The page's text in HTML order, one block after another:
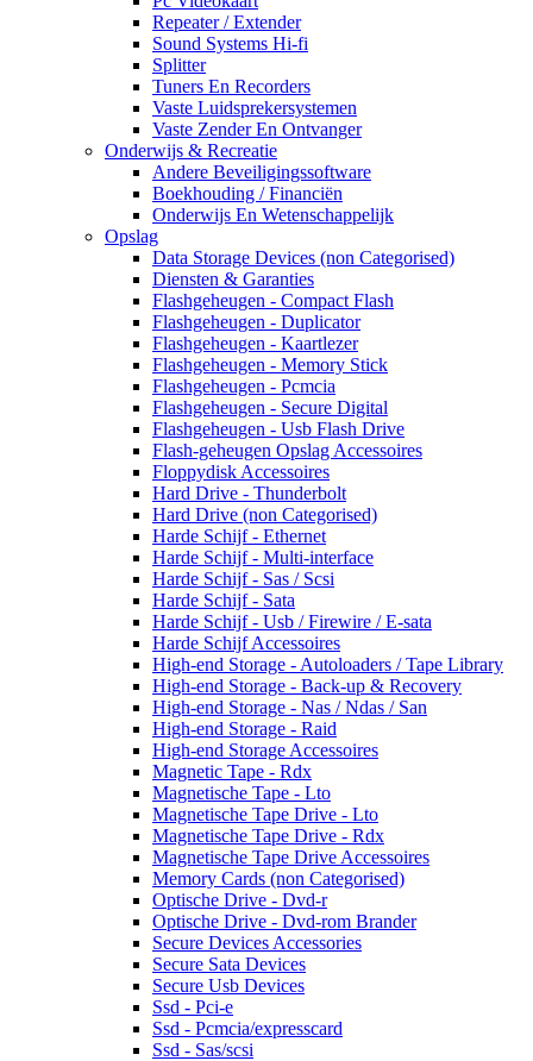
Repeater / Extender
Sound Systems Hi-fi
Splitter
Tuners En Recorders
Vaste Luidsprekersystemen
Vaste Zender En Ontvanger
Onderwijs & Recreatie
Andere Beveiligingssoftware
Boekhouding / Financiën
Onderwijs En Wetenschappelijk
Opslag
Data Storage Devices (non Categorised)
Diensten & Garanties
Flashgeheugen - Compact Flash
Flashgeheugen - Duplicator
Flashgeheugen - Kaartlezer
Flashgeheugen - Memory Stick
Flashgeheugen - Pcmcia
Flashgeheugen - Secure Digital
Flashgeheugen - Usb Flash Drive
Flash-geheugen Opslag Accessoires
Floppydisk Accessoires
Hard Drive - Thunderbolt
Hard Drive (non Categorised)
Harde Schijf - Ethernet
Harde Schijf - Multi-interface
Harde Schijf - Sas / Scsi
Harde Schijf - Sata
Harde Schijf - Usb / Firewire / E-sata
Harde Schijf Accessoires
High-end Storage - Autoloaders / Tape Library
High-end Storage - Back-up & Recovery
High-end Storage - Nas / Ndas / San
High-end Storage - Raid
High-end Storage Accessoires
Magnetic Tape - Rdx
Magnetische Tape - Lto
Magnetische Tape Drive - Lto
Magnetische Tape Drive - Rdx
Magnetische Tape Drive Accessoires
Memory Cards (non Categorised)
Optische Drive - Dvd-r
Optische Drive - Dvd-rom Brander
Secure Devices Accessories
Secure Sata Devices
Secure Usb Devices
Ssd - Pci-e
Ssd - Pcmcia/expresscard
Ssd - Sas/scsi